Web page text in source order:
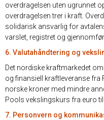
overdragelsen uten ugrunnet
overdragelsen trer i kraft.
solidarisk ansvarlig for
varslet, registret og
6. Valutahåndtering og
Det nordiske kraftmarkedet
og finansiell kraftleveranse fra
norske kroner med mindre
Pools vekslingskurs fra euro
7. Personvern og